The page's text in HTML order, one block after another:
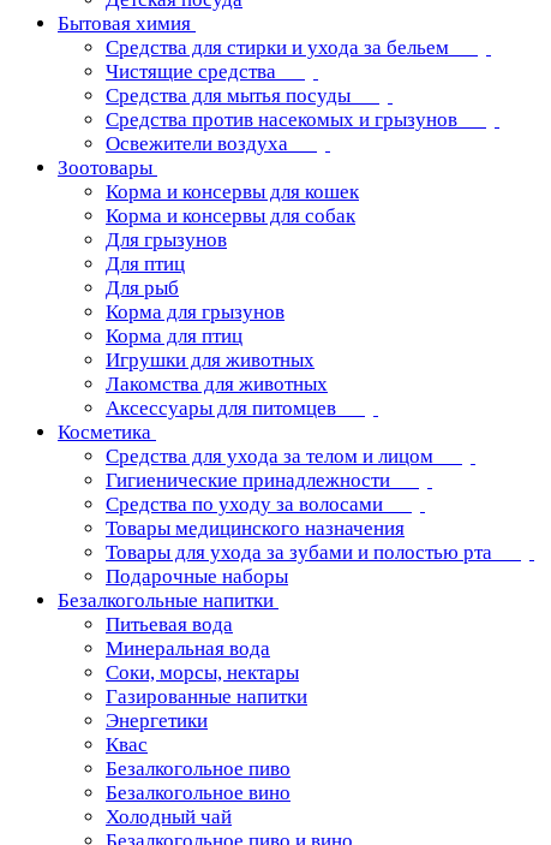
Бытовая химия
Средства для стирки и ухода за бельем
Чистящие средства
Средства для мытья посуды
Средства против насекомых и грызунов
Освежители воздуха
Зоотовары
Корма и консервы для кошек
Корма и консервы для собак
Для грызунов
Для птиц
Для рыб
Корма для грызунов
Корма для птиц
Игрушки для животных
Лакомства для животных
Аксессуары для питомцев
Косметика
Средства для ухода за телом и лицом
Гигиенические принадлежности
Средства по уходу за волосами
Товары медицинского назначения
Товары для ухода за зубами и полостью рта
Подарочные наборы
Безалкогольные напитки
Питьевая вода
Минеральная вода
Соки, морсы, нектары
Газированные напитки
Энергетики
Квас
Безалкогольное пиво
Безалкогольное вино
Холодный чай